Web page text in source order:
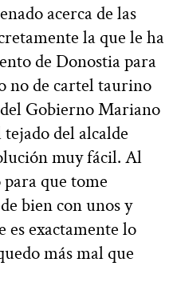
acerca de las
la que le ha
de Donostia para
no de cartel taurino
Gobierno Mariano
del alcalde
muy fácil. Al
que tome
bien con unos y
es exactamente lo
más mal que